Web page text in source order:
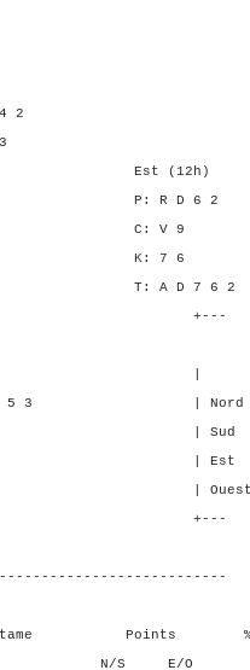
3
4 2
3
(12h)
R D
4 C:
5 K:
A D 7
| SA P
| Nord 3 2
3 2
Est - -
- -
Points %
E/O N/